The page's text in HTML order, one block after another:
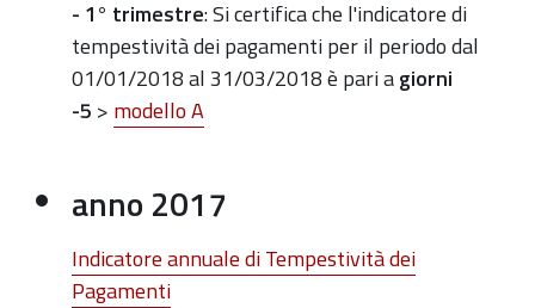
- 1° trimestre: Si certifica che l'indicatore di
tempestività dei pagamenti per il periodo dal
01/01/2018 al 31/03/2018 è pari agiorni
-5 > modello A
anno 2017
Indicatore annuale di Tempestività dei
Pagamenti